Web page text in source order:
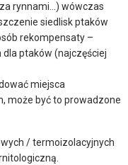
rynnami…) wówczas
siedlisk ptaków
rekompensaty –
ptaków (najczęściej
miejsca
może być to prowadzone
/ termoizolacyjnych